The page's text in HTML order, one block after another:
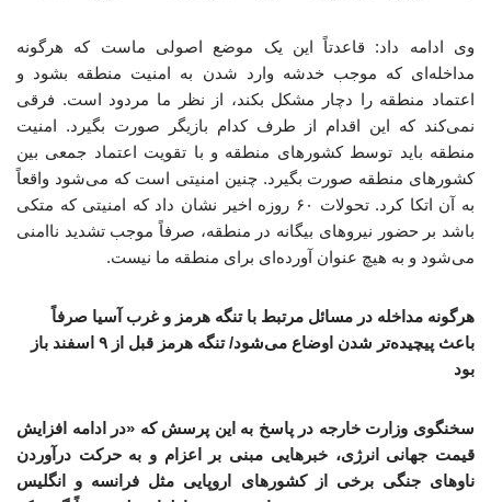
وی ادامه داد: قاعدتاً این یک موضع اصولی ماست که هرگونه
مداخله‌ای که موجب خدشه وارد شدن به امنیت منطقه بشود و
اعتماد منطقه را دچار مشکل بکند، از نظر ما مردود است. فرقی
نمی‌کند که این اقدام از طرف کدام بازیگر صورت بگیرد. امنیت
منطقه باید توسط کشورهای منطقه و با تقویت اعتماد جمعی بین
کشورهای منطقه صورت بگیرد. چنین امنیتی است که می‌شود واقعاً
به آن اتکا کرد. تحولات ۶۰ روزه اخیر نشان داد که امنیتی که متکی
باشد بر حضور نیروهای بیگانه در منطقه، صرفاً موجب تشدید ناامنی
می‌شود و به هیچ عنوان آورده‌ای برای منطقه ما نیست.
هرگونه مداخله‌ در مسائل مرتبط با تنگه هرمز و غرب آسیا صرفاً
باعث پیچیده‌تر شدن اوضاع می‌شود/ تنگه هرمز قبل از ۹ اسفند باز
بود
سخنگوی وزارت خارجه در پاسخ به این پرسش که «در ادامه افزایش
قیمت جهانی انرژی، خبرهایی مبنی بر اعزام و به حرکت درآوردن
ناوهای جنگی برخی از کشورهای اروپایی مثل فرانسه و انگلیس